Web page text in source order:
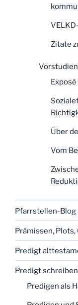
Zitate
Vorstudien
Über
Vom
Pfarrstellen-Blog
Prämissen,
Predigt
Predigt
Predigen als